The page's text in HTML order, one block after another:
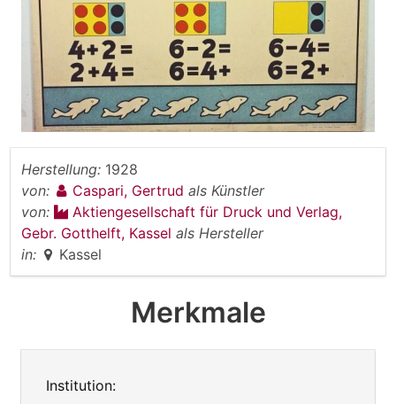
Herstellung: 1928
von:
Caspari, Gertrud als Künstler
von:
Aktiengesellschaft für Druck und Verlag,
Gebr. Gotthelft, Kassel als Hersteller
in:
Kassel
Merkmale
Institution: